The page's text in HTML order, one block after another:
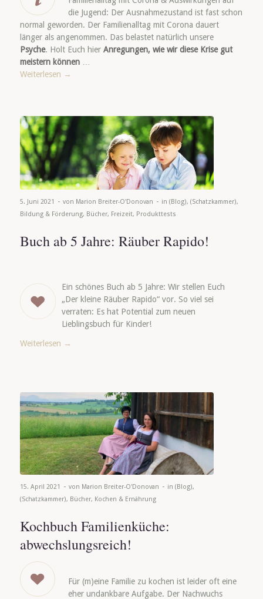
die Jugend: Der Ausnahmezustand ist fast schon
normal geworden. Der Familienalltag mit Corona dauert
länger als angenommen. Das belastet natürlich unsere
Psyche. Holt Euch hier Anregungen, wie wir diese Krise gut
meistern können
Weiterlesen →
5. Juni 2021 - von Marion Breiter-O'Donovan - in (Blog), (Schatzkammer),
Bildung & Förderung, Bücher, Freizeit, Produkttests
Buch ab 5 Jahre: Räuber Rapido!
Ein schönes Buch ab 5 Jahre: Wir stellen Euch
„Der kleine Räuber Rapido“ vor. So viel sei
verraten: Es hat Potential zum neuen
Lieblingsbuch für Kinder!
Weiterlesen →
15. April 2021 - von Marion Breiter-O'Donovan - in (Blog),
(Schatzkammer), Bücher, Kochen & Ernährung
Kochbuch Familienküche:
abwechslungsreich!
Für (m)eine Familie zu kochen ist leider oft eine
eher undankbare Aufgabe. Der Nachwuchs